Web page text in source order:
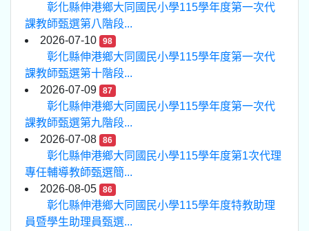
彰化縣伸港鄉大同國民小學115學年度第一次代
課教師甄選第八階段...
2026-07-10
98
彰化縣伸港鄉大同國民小學115學年度第一次代
課教師甄選第十階段...
2026-07-09
87
彰化縣伸港鄉大同國民小學115學年度第一次代
課教師甄選第九階段...
2026-07-08
86
彰化縣伸港鄉大同國民小學115學年度第1次代理
專任輔導教師甄選簡...
2026-08-05
86
彰化縣伸港鄉大同國民小學115學年度特教助理
員暨學生助理員甄選...